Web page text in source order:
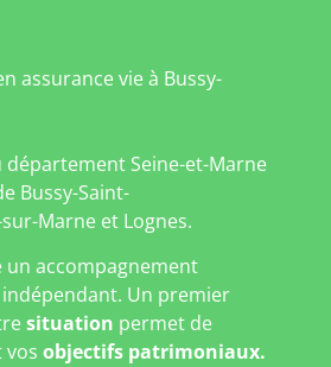
assurance vie à Bussy-
département Seine-et-Marne
Bussy-Saint-
Marne et Lognes.
un accompagnement
Un premier
situation permet de
vos objectifs patrimoniaux.